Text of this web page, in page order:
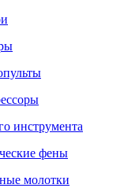
инструмента
фены
молотки